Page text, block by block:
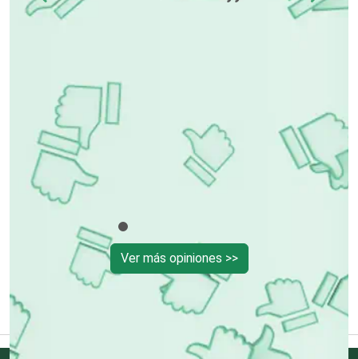
Contadores
Conversiones Automotrices
Copiadoras
Cortinas, Persianas y Alfombras
Cremerías y Salchichonerías
Ver más opiniones >>